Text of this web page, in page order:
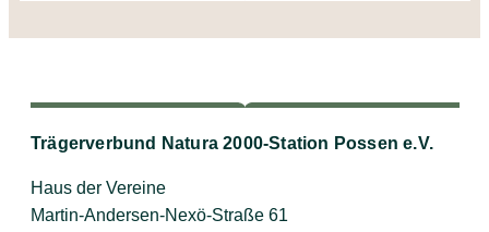
Trägerverbund Natura 2000-Station Possen e.V.
Haus der Vereine
Martin-Andersen-Nexö-Straße 61